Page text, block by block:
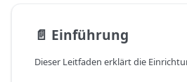
📄️ Einführung